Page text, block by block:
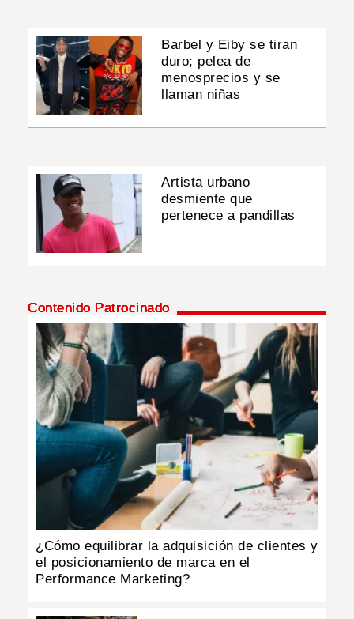
Barbel y Eiby se tiran
duro; pelea de
menosprecios y se
llaman niñas
Artista urbano
desmiente que
pertenece a pandillas
Contenido Patrocinado
¿Cómo equilibrar la adquisición de clientes y
el posicionamiento de marca en el
Performance Marketing?